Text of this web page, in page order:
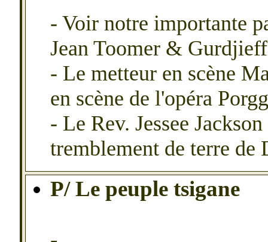
- Voir notre importante
Jean Toomer &
- Le metteur en scène
en scène de l'opéra
- Le Rev. Jessee
tremblement de terre de
P/ Le peuple tsigane